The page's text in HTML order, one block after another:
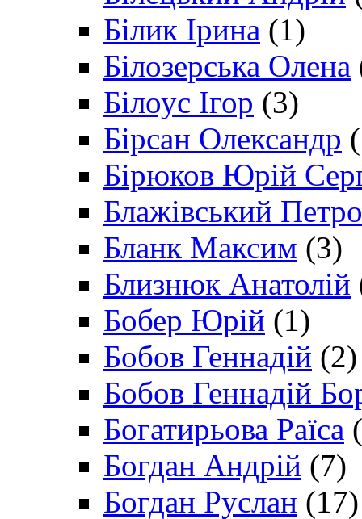
Білик Ірина (1)
Білозерська Олена
Білоус Ігор (3)
Бірсан Олександр
Бірюков Юрій
Блажівський Петро
Бланк Максим (3)
Близнюк Анатолій
Бобер Юрій (1)
Бобов Геннадій (2)
Бобов Геннадій
Богатирьова Раїса
Богдан Андрій (7)
Богдан Руслан (17)